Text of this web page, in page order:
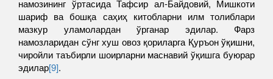
намозининг ўртасида Тафсир ал-Байдовий, Мишкоти
шариф ва бошқа саҳиҳ китобларни илм толиблари
мазкур уламолардан ўрганар эдилар. Фарз
намозларидан сўнг хуш овоз қориларга Қуръон ўқишни,
чиройли таъбирли шоирларни маснавий ўқишга буюрар
эдилар[9].